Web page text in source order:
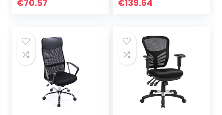
€70.57
armleuningen…
€139.64